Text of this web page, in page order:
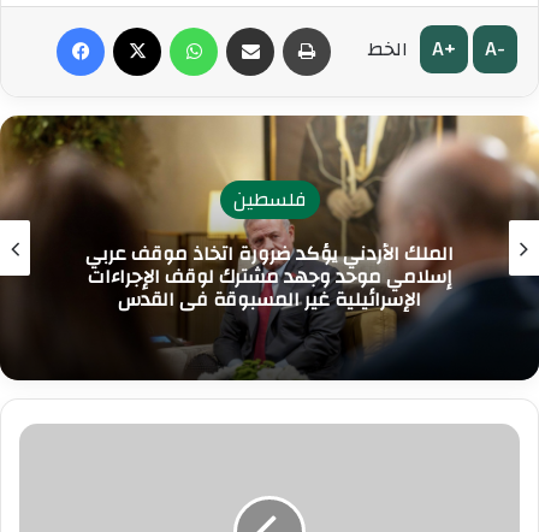
فيسبوك واتساب مشاركة عبر البريد
الخط A+ A-
فلسطين
الملك الأردني يؤكد ضرورة اتخاذ موقف عربي
إسلامي موحد وجهد مشترك لوقف الإجراءات
الإسرائيلية غير المسبوقة في القدس
تعرض